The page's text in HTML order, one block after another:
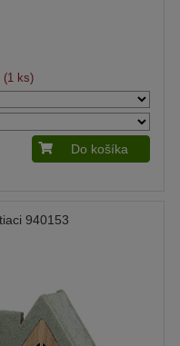
(1 ks)
Do košíka
940153